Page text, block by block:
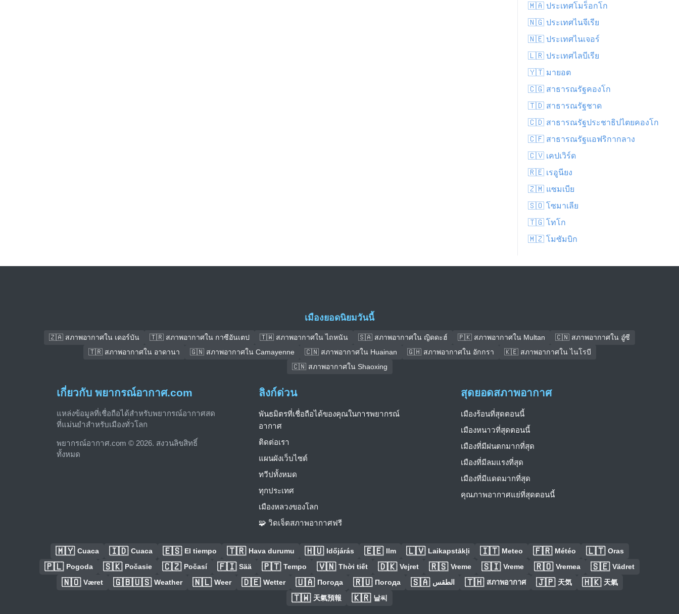
🇲🇦 ประเทศโมร็อกโก
🇳🇬 ประเทศไนจีเรีย
🇳🇪 ประเทศไนเจอร์
🇱🇷 ประเทศไลบีเรีย
🇾🇹 มายอต
🇨🇬 สาธารณรัฐคองโก
🇹🇩 สาธารณรัฐชาด
🇨🇩 สาธารณรัฐประชาธิปไตยคองโก
🇨🇫 สาธารณรัฐแอฟริกากลาง
🇨🇻 เคปเวิร์ด
🇷🇪 เรอูนียง
🇿🇲 แซมเบีย
🇸🇴 โซมาเลีย
🇹🇬 โทโก
🇲🇿 โมซัมบิก
เมืองยอดนิยมวันนี้
🇿🇦 สภาพอากาศใน เดอร์บัน 🇹🇷 สภาพอากาศใน กาซีอันเตป 🇹🇼 สภาพอากาศใน ไถหนัน 🇸🇦 สภาพอากาศใน ญิดดะฮ์ 🇵🇰 สภาพอากาศใน Multan
🇨🇳 สภาพอากาศใน อู๋ซี
🇹🇷 สภาพอากาศใน อาดานา
🇬🇳 สภาพอากาศใน Camayenne 🇨🇳 สภาพอากาศใน Huainan 🇬🇭 สภาพอากาศใน อักกรา
🇰🇪 สภาพอากาศใน ไนโรบี
🇨🇳 สภาพอากาศใน Shaoxing
เกี่ยวกับ พยากรณ์อากาศ.com
แหล่งข้อมูลที่เชื่อถือได้สำหรับพยากรณ์อากาศสด
ที่แม่นยำสำหรับเมืองทั่วโลก
พยากรณ์อากาศ.com © 2026. สงวนลิขสิทธิ์
ทั้งหมด
ลิงก์ด่วน
พันธมิตรที่เชื่อถือได้ของคุณในการพยากรณ์
อากาศ
ติดต่อเรา
แผนผังเว็บไซต์
ทวีปทั้งหมด
ทุกประเทศ
เมืองหลวงของโลก
🧩 วิดเจ็ตสภาพอากาศฟรี
สุดยอดสภาพอากาศ
เมืองร้อนที่สุดตอนนี้
เมืองหนาวที่สุดตอนนี้
เมืองที่มีฝนตกมากที่สุด
เมืองที่มีลมแรงที่สุด
เมืองที่มีแดดมากที่สุด
คุณภาพอากาศแย่ที่สุดตอนนี้
🇲🇾 Cuaca 🇮🇩 Cuaca 🇪🇸 El tiempo 🇹🇷 Hava durumu 🇭🇺 Időjárás 🇪🇪 Ilm 🇱🇻 Laikapstākļi 🇮🇹 Meteo 🇫🇷 Météo 🇱🇹 Oras
🇵🇱 Pogoda 🇸🇰 Počasie 🇨🇿 Počasí 🇫🇮 Sää 🇵🇹 Tempo 🇻🇳 Thời tiết 🇩🇰 Vejret 🇷🇸 Vreme 🇸🇮 Vreme 🇷🇴 Vremea 🇸🇪 Vädret
🇳🇴 Været 🇬🇧🇺🇸 Weather 🇳🇱 Weer 🇩🇪 Wetter 🇺🇦 Погода 🇷🇺 Погода 🇸🇦 الطقس 🇹🇭 สภาพอากาศ 🇯🇵 天気 🇭🇰 天氣
🇹🇼 天氣預報 🇰🇷 날씨